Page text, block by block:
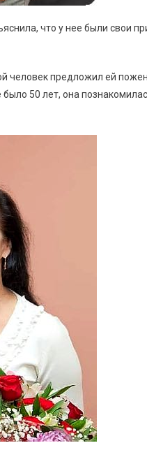
что у нее были свои
предложил ей
50 лет, она